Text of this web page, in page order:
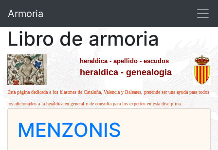
Armoria
Libro de armoria
heraldica - apellido - escudos
heraldica - genealogia
Esta página dedicada a los blasones de Cataluña, Valencia y Baleares, pretende ser una ayuda para todos
los aficionados a la heráldica en general y de consulta para los expertos en esta disciplina.
MENZONIS